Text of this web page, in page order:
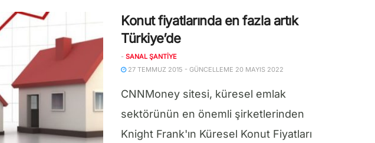
Konut fiyatlarında en fazla artık
Türkiye’de
- SANAL ŞANTIYE
27 TEMMUZ 2015 - GÜNCELLEME 20 MAYIS 2022
CNNMoney sitesi, küresel emlak
sektörünün en önemli şirketlerinden
Knight Frank'ın Küresel Konut Fiyatları